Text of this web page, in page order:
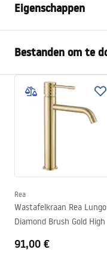
Eigenschappen
Montagewijze
Kleur
Type uitloop
Coatingtechnologie
Aansluitdiameter:
Garantie
Bestanden om te
Faucet.pdf
Rea
Wastafelkraan Rea Lungo
Diamond Brush Gold High
91,00 €